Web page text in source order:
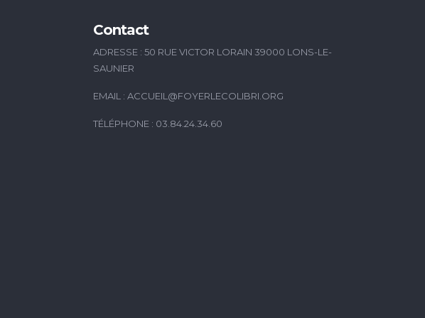
Contact
ADRESSE : 50 RUE VICTOR LORAIN 39000 LONS-LE-
SAUNIER
EMAIL : ACCUEIL@FOYERLECOLIBRI.ORG
TÉLÉPHONE : 03.84.24.34.60